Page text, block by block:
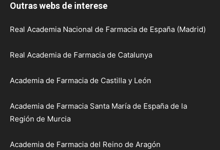
Outras webs de interese
Real Academia Nacional de Farmacia de España (Madrid)
Real Academia de Farmacia de Catalunya
Academia de Farmacia de Castilla y León
Academia de Farmacia Santa María de España de la
Región de Murcia
Academia de Farmacia del Reino de Aragón